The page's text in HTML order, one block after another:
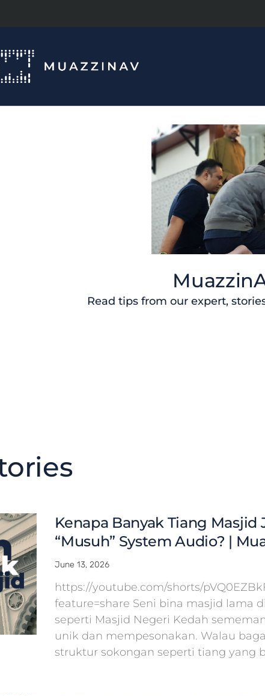
Read tips from our expert,
Kenapa Banyak Tiang Masjid
“Musuh” System Audio? |
June 13, 2026
https://youtube.com/shorts/
feature=share Seni bina masjid lama
seperti Masjid Negeri Kedah
unik dan mempesonakan. Walau
struktur sokongan seperti tiang yang